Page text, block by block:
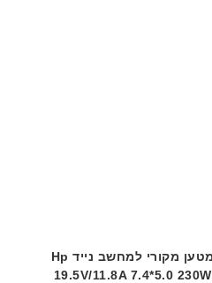
מטען מקורי למחשב נייד Hp
19.5V/11.8A 7.4*5.0 230W